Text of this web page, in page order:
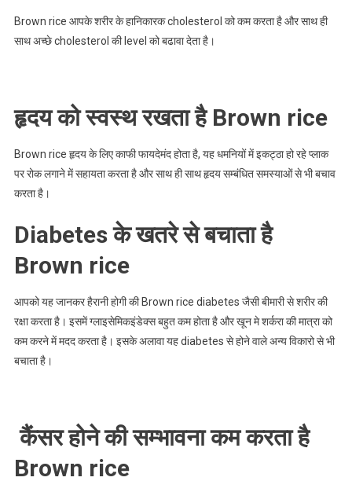
Brown rice आपके शरीर के हानिकारक cholesterol को कम करता है और साथ ही
साथ अच्छे cholesterol की level को बढावा देता है।
हृदय को स्वस्थ रखता है Brown rice
Brown rice हृदय के लिए काफी फायदेमंद होता है, यह धमनियों में इकट्ठा हो रहे प्लाक
पर रोक लगाने में सहायता करता है और साथ ही साथ हृदय सम्बंधित समस्याओं से भी बचाव
करता है।
Diabetes के खतरे से बचाता है
Brown rice
आपको यह जानकर हैरानी होगी की Brown rice diabetes जैसी बीमारी से शरीर की
रक्षा करता है। इसमें ग्लाइसेमिकइंडेक्स बहुत कम होता है और खून मे शर्करा की मात्रा को
कम करने में मदद करता है। इसके अलावा यह diabetes से होने वाले अन्य विकारो से भी
बचाता है।
कैंसर होने की सम्भावना कम करता है
Brown rice